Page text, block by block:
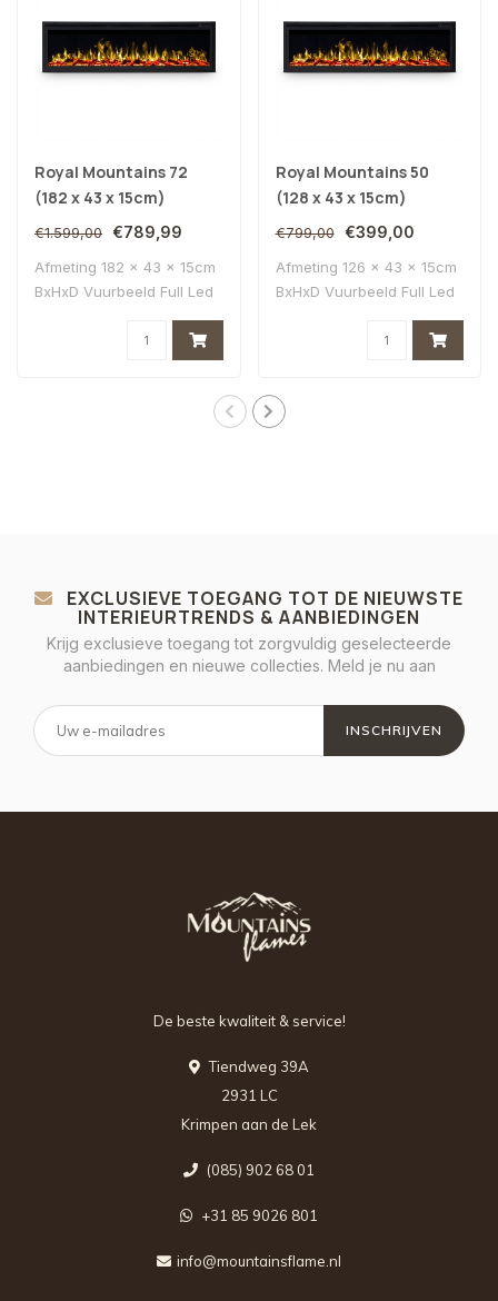
Royal Mountains 72
(182 x 43 x 15cm)
€1.599,00 €789,99
Afmeting 182 x 43 x 15cm
BxHxD Vuurbeeld Full Led
Royal Mountains 50
(128 x 43 x 15cm)
€799,00 €399,00
Afmeting 126 x 43 x 15cm
BxHxD Vuurbeeld Full Led
EXCLUSIEVE TOEGANG TOT DE NIEUWSTE
INTERIEURTRENDS & AANBIEDINGEN
Krijg exclusieve toegang tot zorgvuldig geselecteerde
aanbiedingen en nieuwe collecties. Meld je nu aan
INSCHRIJVEN
De beste kwaliteit & service!
Tiendweg 39A
2931 LC
Krimpen aan de Lek
(085) 902 68 01
+31 85 9026 801
info@mountainsflame.nl